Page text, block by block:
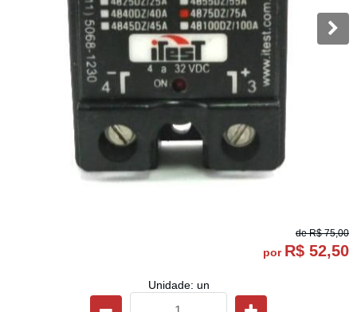
de R$ 75,00
por R$ 52,50
Unidade: un